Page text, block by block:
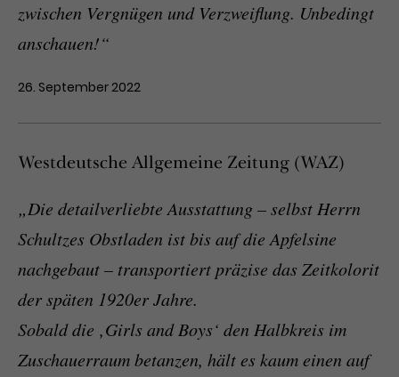
zwischen Vergnügen und Verzweiflung. Unbedingt
anschauen!“
26. September 2022
Westdeutsche Allgemeine Zeitung (WAZ)
„Die detailverliebte Ausstattung – selbst Herrn
Schultzes Obstladen ist bis auf die Apfelsine
nachgebaut – transportiert präzise das Zeitkolorit
der späten 1920er Jahre.
Sobald die ‚Girls and Boys‘ den Halbkreis im
Zuschauerraum betanzen, hält es kaum einen auf